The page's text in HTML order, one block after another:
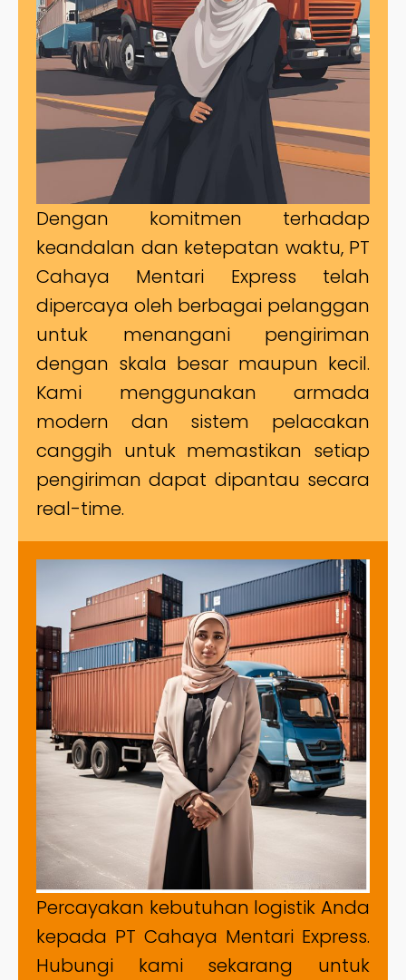
Dengan komitmen terhadap
keandalan dan ketepatan waktu, PT
Cahaya Mentari Express telah
dipercaya oleh berbagai pelanggan
untuk menangani pengiriman
dengan skala besar maupun kecil.
Kami menggunakan armada
modern dan sistem pelacakan
canggih untuk memastikan setiap
pengiriman dapat dipantau secara
real-time.
Percayakan kebutuhan logistik Anda
kepada PT Cahaya Mentari Express.
Hubungi kami sekarang untuk